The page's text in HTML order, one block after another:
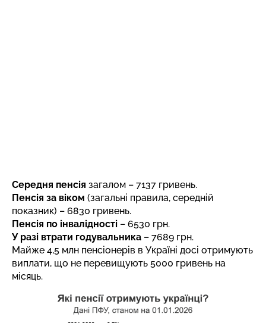
Середня пенсія загалом – 7137 гривень.
Пенсія за віком (загальні правила, середній
показник) – 6830 гривень.
Пенсія по інвалідності – 6530 грн.
У разі втрати годувальника – 7689 грн.
Майже 4,5 млн пенсіонерів в Україні досі отримують
виплати, що не перевищують 5000 гривень на
місяць.